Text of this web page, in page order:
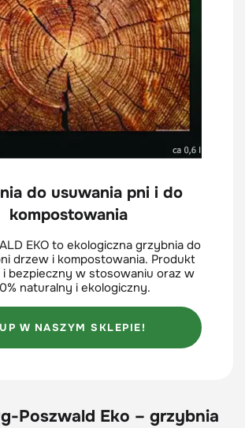
do usuwania pni i do
kompostowania
EKO to ekologiczna grzybnia do
drzew i kompostowania. Produkt
i bezpieczny w stosowaniu oraz w
naturalny i ekologiczny.
W NASZYM SKLEPIE!
Poszwald Eko – grzybnia